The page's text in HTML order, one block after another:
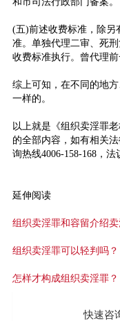
(五)前述收费标准，除另
准。单独代理二审、死
收费标准执行。曾代理
综上可知，在不同的地
一样的。
以上就是《组织卖淫罪
的全部内容，如有相关
询热线4006-158-168，
延伸阅读
组织卖淫罪和容留介绍卖
组织卖淫罪可以轻判吗？
怎样才构成组织卖淫罪？
快速咨